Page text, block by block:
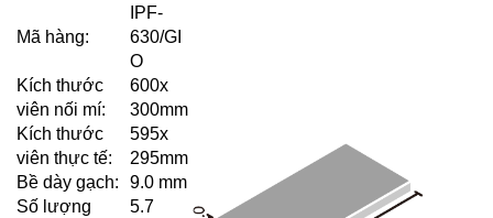
Mã hàng:
IPF-
630/GI
O
Kích thước
viên nối mí:
600x
300mm
Kích thước
viên thực tế:
595x
295mm
Bề dày gạch:
9.0 mm
Số lượng
5.7